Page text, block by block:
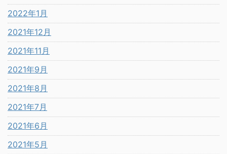
2022年1月
2021年12月
2021年11月
2021年9月
2021年8月
2021年7月
2021年6月
2021年5月